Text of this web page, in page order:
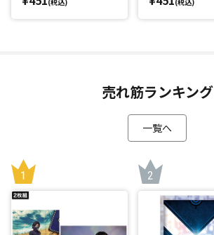
売れ筋ランキング
一覧へ